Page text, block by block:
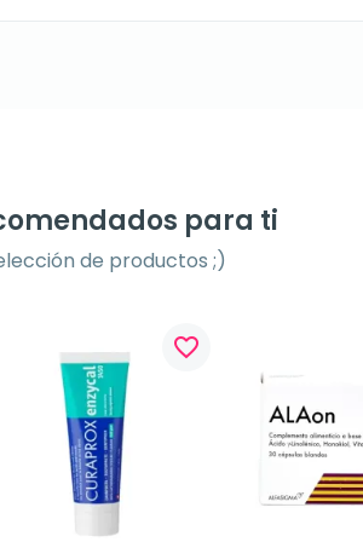
para ti
de productos ;)
favorite_border